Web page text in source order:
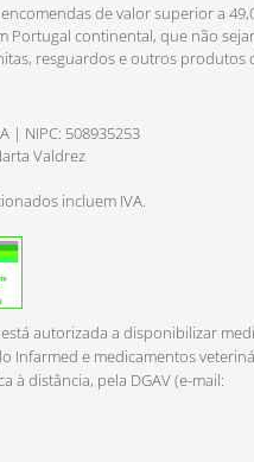
de valor superior a
Portugal continental, que não
resguardos e outros produtos
| NIPC: 508935253
Valdrez
incluem IVA.
autorizada a disponibilizar
Infarmed e medicamentos
à distância, pela DGAV (e-mail: